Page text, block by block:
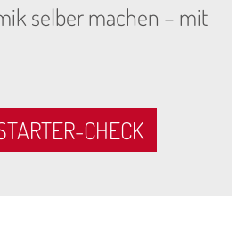
selber machen – mit
CHECK